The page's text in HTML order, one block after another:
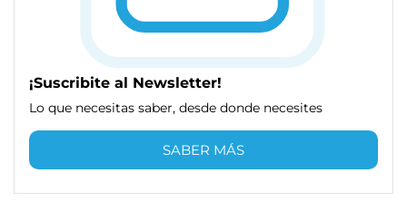
¡Suscribite al Newsletter!
Lo que necesitas saber, desde donde necesites
SABER MÁS